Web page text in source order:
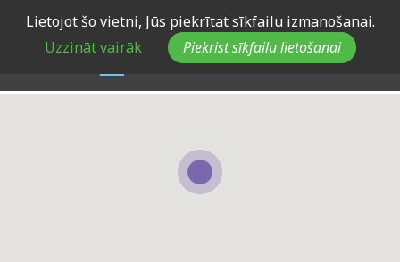
Lietojot šo vietni, Jūs piekrītat sīkfailu izmanošanai.
Uzzināt vairāk
Piekrist sīkfailu lietošanai